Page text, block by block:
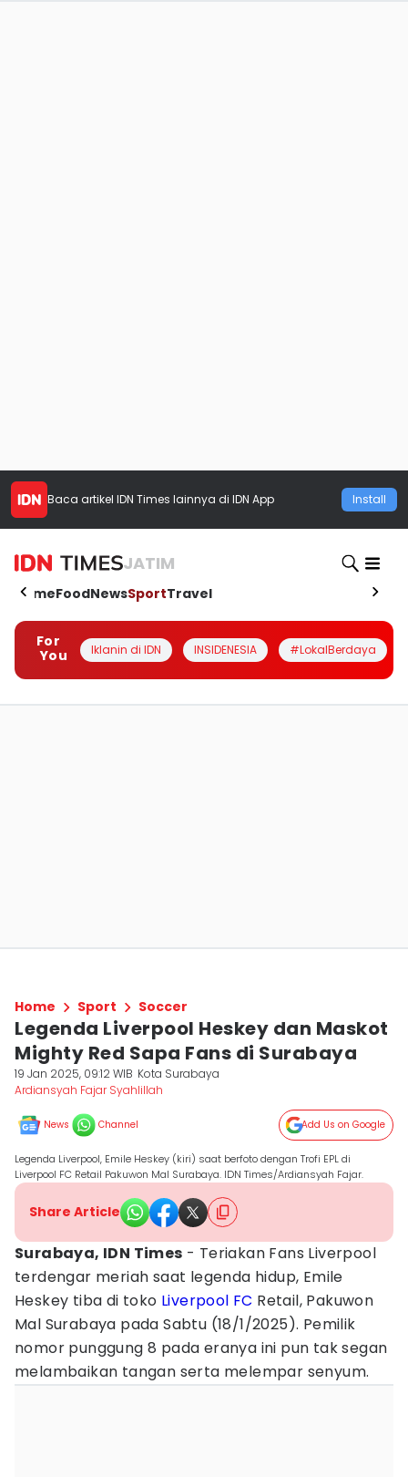
Baca artikel IDN Times lainnya di IDN App Install
JATIM
HomeFoodNewsSportTravel
For
You
Iklanin di IDN INSIDENESIA #LokalBerdaya
Home Sport Soccer
Legenda Liverpool Heskey dan Maskot
Mighty Red Sapa Fans di Surabaya
19 Jan 2025, 09:12 WIB Kota Surabaya
Ardiansyah Fajar Syahlillah
News Channel Add Us on Google
Legenda Liverpool, Emile Heskey (kiri) saat berfoto dengan Trofi EPL di
Liverpool FC Retail Pakuwon Mal Surabaya. IDN Times/Ardiansyah Fajar.
Share Article
Surabaya, IDN Times - Teriakan Fans Liverpool
terdengar meriah saat legenda hidup, Emile
Heskey tiba di toko Liverpool FC Retail, Pakuwon
Mal Surabaya pada Sabtu (18/1/2025). Pemilik
nomor punggung 8 pada eranya ini pun tak segan
melambaikan tangan serta melempar senyum.